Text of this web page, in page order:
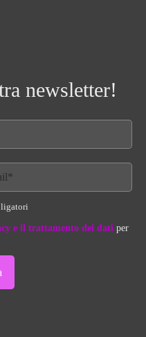
newsletter!
e il trattamento dei dati per